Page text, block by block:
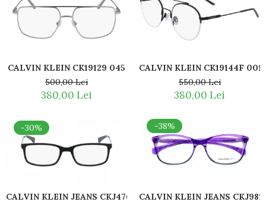
CALVIN KLEIN CK19129 045
500,00 Lei
380,00 Lei
CALVIN KLEIN CK19144F 001
550,00 Lei
380,00 Lei
-30%
CALVIN KLEIN JEANS CKJ476 075
-38%
CALVIN KLEIN JEANS CKJ981